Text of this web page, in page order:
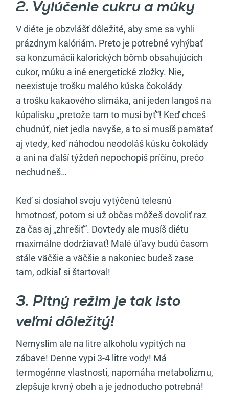
2. Vylúčenie cukru a múky
V diéte je obzvlášť dôležité, aby sme sa vyhli
prázdnym kalóriám. Preto je potrebné vyhýbať
sa konzumácii kalorických bômb obsahujúcich
cukor, múku a iné energetické zložky. Nie,
neexistuje trošku malého kúska čokolády
a trošku kakaového slimáka, ani jeden langoš na
kúpalisku „pretože tam to musí byť“! Keď chceš
chudnúť, niet jedla navyše, a to si musíš pamätať
aj vtedy, keď náhodou neodoláš kúsku čokolády
a ani na ďalší týždeň nepochopíš príčinu, prečo
nechudneš…
Keď si dosiahol svoju vytýčenú telesnú
hmotnosť, potom si už občas môžeš dovoliť raz
za čas aj „zhrešiť“. Dovtedy ale musíš diétu
maximálne dodržiavať! Malé úľavy budú časom
stále väčšie a väčšie a nakoniec budeš zase
tam, odkiaľ si štartoval!
3. Pitný režim je tak isto
veľmi dôležitý!
Nemyslím ale na litre alkoholu vypitých na
zábave! Denne vypi 3-4 litre vody! Má
termogénne vlastnosti, napomáha metabolizmu,
zlepšuje krvný obeh a je jednoducho potrebná!